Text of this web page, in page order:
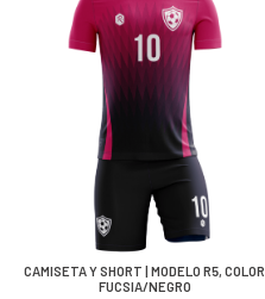
CAMISETA Y SHORT | MODELO R5, COLOR
FUCSIA/NEGRO